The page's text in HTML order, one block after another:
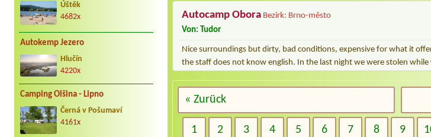
Úštěk
4682x
Autokemp Jezero
Hlučín
4220x
Camping Olšina - Lipno
Černá v Pošumaví
4161x
Autocamp Obora Bezirk: Brno-město
Von: Tudor
Nice surroundings but dirty, bad conditions, expensive for what it
the staff does not know english. In the last night we were stolen while
« Zurück
1 2 3 4 5 6 7 8 9